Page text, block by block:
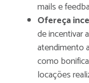
mails e
Ofereça
de incentivar
atendimento
como
locações